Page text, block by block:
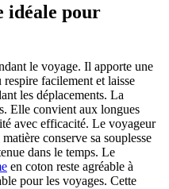
idéale pour
le voyage. Il apporte une
facilement et laisse
les déplacements. La
Elle convient aux longues
avec efficacité. Le voyageur
conserve sa souplesse
dans le temps. Le
en coton reste agréable à
pour les voyages. Cette